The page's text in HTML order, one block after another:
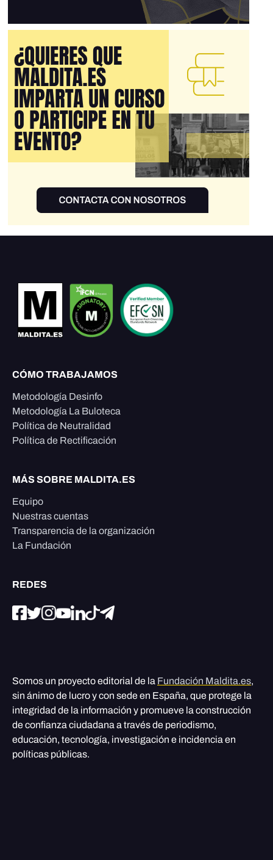
CÓMO TRABAJAMOS
Metodología Desinfo
Metodología La Buloteca
Política de Neutralidad
Política de Rectificación
MÁS SOBRE MALDITA.ES
Equipo
Nuestras cuentas
Transparencia de la organización
La Fundación
REDES
Somos un proyecto editorial de la Fundación Maldita.es,
sin ánimo de lucro y con sede en España, que protege la
integridad de la información y promueve la construcción
de confianza ciudadana a través de periodismo,
educación, tecnología, investigación e incidencia en
políticas públicas.